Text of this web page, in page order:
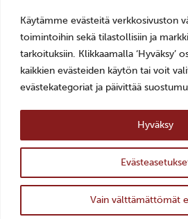
Käytämme evästeitä verkkosivuston
toimintoihin sekä tilastollisiin ja
tarkoituksiin. Klikkaamalla ‘Hyväksy’
kaikkien evästeiden käytön tai voit
evästekategoriat ja päivittää
Vain välttämättömät
Hyväksy
Jaa
Jaa
tämä
Jaa
Mariankatu 14, 24240 Salo
ti–pe 10–18